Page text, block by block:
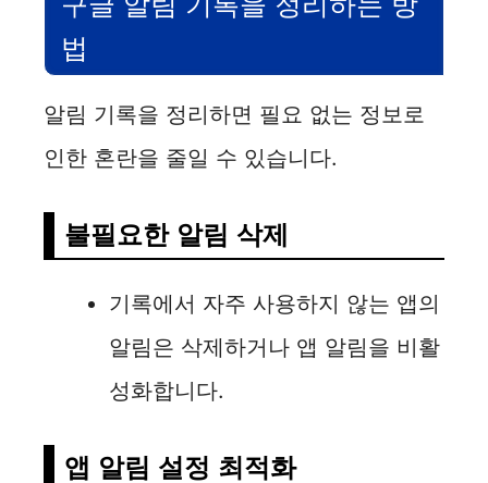
법
알림 기록을 정리하면 필요 없는 정보로
인한 혼란을 줄일 수 있습니다.
불필요한 알림 삭제
기록에서 자주 사용하지 않는 앱의
알림은 삭제하거나 앱 알림을 비활
성화합니다.
앱 알림 설정 최적화